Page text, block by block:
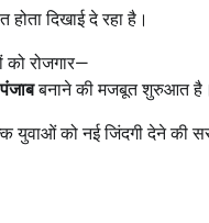
दिखाई दे रहा है।
को रोजगार—
बनाने की मजबूत शुरुआत है।
युवाओं को नई जिंदगी देने की